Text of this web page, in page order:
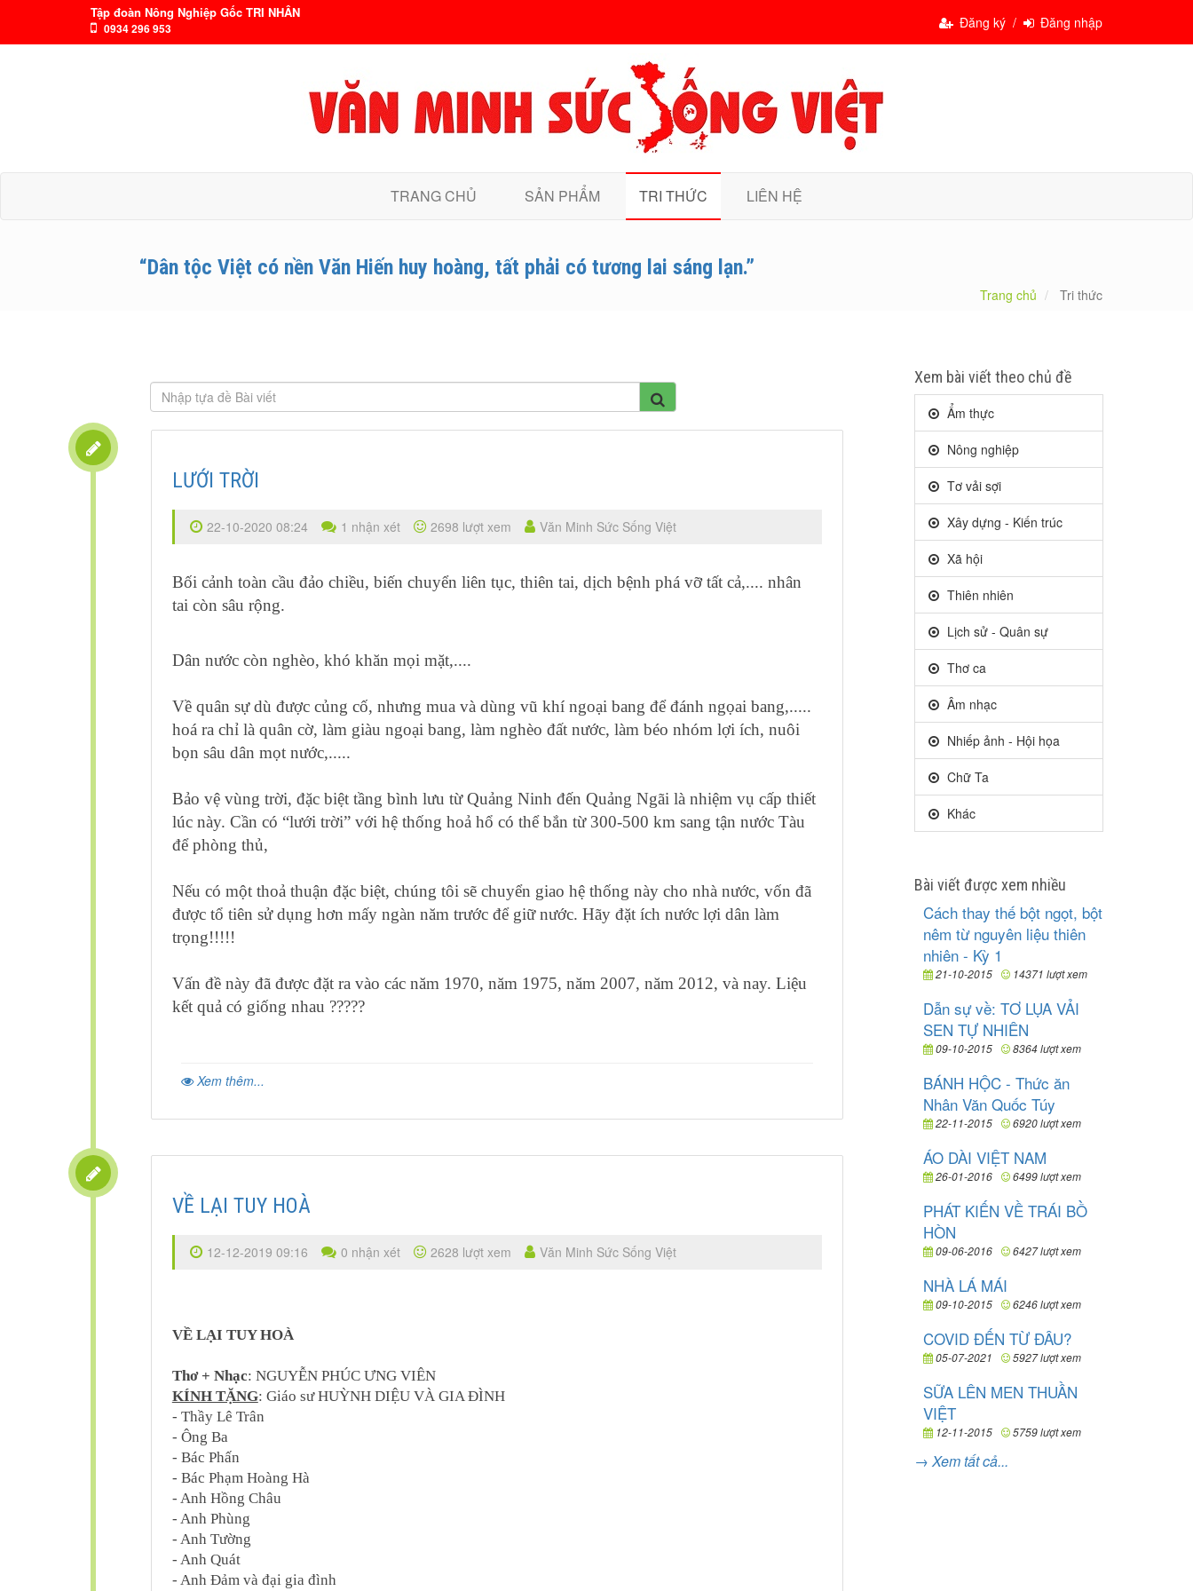
Tập đoàn Nông Nghiệp Gốc TRI NHÂN
0934 296 953 Đăng ký / Đăng nhập
TRANG CHỦ SẢN PHẨM TRI THỨC LIÊN HỆ
“Dân tộc Việt có nền Văn Hiến huy hoàng, tất phải có tương lai sáng lạn.”
Trang chủ Tri thức
LƯỚI TRỜI
22-10-2020 08:24 1 nhận xét 2698 lượt xem Văn Minh Sức Sống Việt
Bối cảnh toàn cầu đảo chiều, biến chuyển liên tục, thiên tai, dịch bệnh phá vỡ tất cả,.... nhân
tai còn sâu rộng.
Dân nước còn nghèo, khó khăn mọi mặt,....
Về quân sự dù được củng cố, nhưng mua và dùng vũ khí ngoại bang để đánh ngọai bang,.....
hoá ra chỉ là quân cờ, làm giàu ngoại bang, làm nghèo đất nước, làm béo nhóm lợi ích, nuôi
bọn sâu dân mọt nước,.....
Bảo vệ vùng trời, đặc biệt tầng bình lưu từ Quảng Ninh đến Quảng Ngãi là nhiệm vụ cấp thiết
lúc này. Cần có “lưới trời” với hệ thống hoả hổ có thể bắn từ 300-500 km sang tận nước Tàu
để phòng thủ,
Nếu có một thoả thuận đặc biệt, chúng tôi sẽ chuyển giao hệ thống này cho nhà nước, vốn đã
được tổ tiên sử dụng hơn mấy ngàn năm trước để giữ nước. Hãy đặt ích nước lợi dân làm
trọng!!!!!
Vấn đề này đã được đặt ra vào các năm 1970, năm 1975, năm 2007, năm 2012, và nay. Liệu
kết quả có giống nhau ?????
Xem thêm...
VỀ LẠI TUY HOÀ
12-12-2019 09:16 0 nhận xét 2628 lượt xem Văn Minh Sức Sống Việt
VỀ LẠI TUY HOÀ
Thơ + Nhạc: NGUYỄN PHÚC ƯNG VIÊN
KÍNH TẶNG: Giáo sư HUỲNH DIỆU VÀ GIA ĐÌNH
- Thầy Lê Trân
- Ông Ba
- Bác Phấn
- Bác Phạm Hoàng Hà
- Anh Hồng Châu
- Anh Phùng
- Anh Tường
- Anh Quát
- Anh Đảm và đại gia đình
Xem bài viết theo chủ đề
Ẩm thực
Nông nghiệp
Tơ vải sợi
Xây dựng - Kiến trúc
Xã hội
Thiên nhiên
Lịch sử - Quân sự
Thơ ca
Âm nhạc
Nhiếp ảnh - Hội họa
Chữ Ta
Khác
Bài viết được xem nhiều
Cách thay thế bột ngọt, bột
nêm từ nguyên liệu thiên
nhiên - Kỳ 1
21-10-2015 14371 lượt xem
Dẫn sự về: TƠ LỤA VẢI
SEN TỰ NHIÊN
09-10-2015 8364 lượt xem
BÁNH HỘC - Thức ăn
Nhân Văn Quốc Túy
22-11-2015 6920 lượt xem
ÁO DÀI VIỆT NAM
26-01-2016 6499 lượt xem
PHÁT KIẾN VỀ TRÁI BỒ
HÒN
09-06-2016 6427 lượt xem
NHÀ LÁ MÁI
09-10-2015 6246 lượt xem
COVID ĐẾN TỪ ĐÂU?
05-07-2021 5927 lượt xem
SỮA LÊN MEN THUẦN
VIỆT
12-11-2015 5759 lượt xem
→ Xem tất cả...